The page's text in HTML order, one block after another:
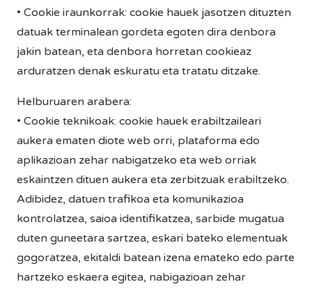
• Cookie iraunkorrak: cookie hauek jasotzen dituzten
datuak terminalean gordeta egoten dira denbora
jakin batean, eta denbora horretan cookieaz
arduratzen denak eskuratu eta tratatu ditzake.
Helburuaren arabera:
• Cookie teknikoak: cookie hauek erabiltzaileari
aukera ematen diote web orri, plataforma edo
aplikazioan zehar nabigatzeko eta web orriak
eskaintzen dituen aukera eta zerbitzuak erabiltzeko.
Adibidez, datuen trafikoa eta komunikazioa
kontrolatzea, saioa identifikatzea, sarbide mugatua
duten guneetara sartzea, eskari bateko elementuak
gogoratzea, ekitaldi batean izena emateko edo parte
hartzeko eskaera egitea, nabigazioan zehar